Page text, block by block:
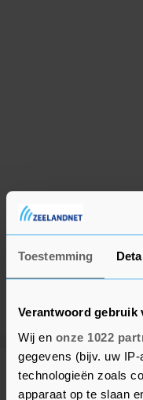
Toestemming
Verantwoord gebruik
Wij en onze 1022
gegevens (bijv. uw
technologieën zoals
apparaat op te slaan
Meer uit Politiek